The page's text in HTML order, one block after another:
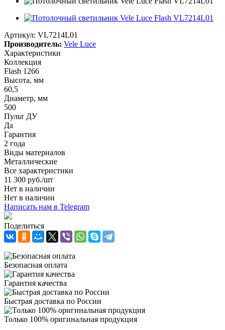
Артикул: VL7214L01
Производитель: Vele Luce
Характеристики
Коллекция
Flash 1266
Высота, мм
60,5
Диаметр, мм
500
Пульт ДУ
Да
Гарантия
2 года
Виды материалов
Металлические
Все характеристики
11 300 руб./шт
Нет в наличии
Нет в наличии
Написать нам в Telegram
Поделиться
Безопасная оплата
Гарантия качества
Быстрая доставка по России
Только 100% оригинальная продукция